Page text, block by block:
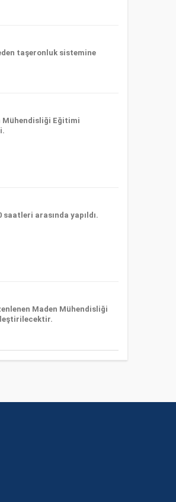
taşeronluk sistemine
Mühendisliği Eğitimi
arasında yapıldı.
Maden Mühendisliği